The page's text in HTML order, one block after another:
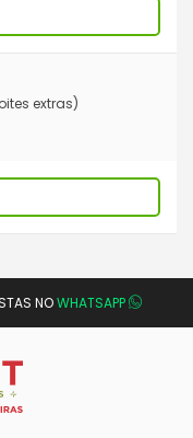
extras)
NOWHATSAPP